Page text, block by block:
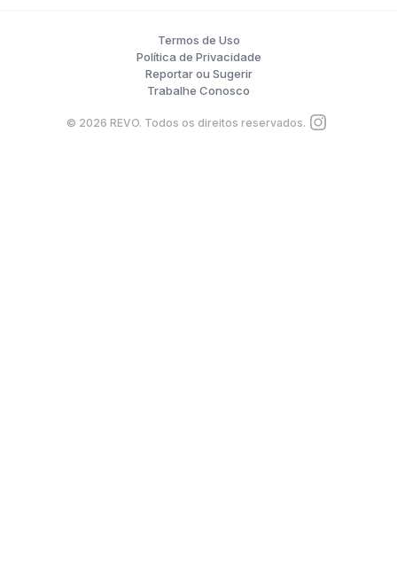
Termos de Uso
Política de Privacidade
Reportar ou Sugerir
Trabalhe Conosco
© 2026 REVO. Todos os direitos reservados.